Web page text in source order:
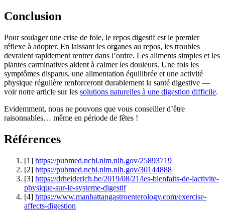
Conclusion
Pour soulager une crise de foie, le repos digestif est le premier
réflexe à adopter. En laissant les organes au repos, les troubles
devraient rapidement rentrer dans l’ordre. Les aliments simples et les
plantes carminatives aident à calmer les douleurs. Une fois les
symptômes disparus, une alimentation équilibrée et une activité
physique régulière renforceront durablement la santé digestive —
voir notre article sur les solutions naturelles à une digestion difficile.
Evidemment, nous ne pouvons que vous conseiller d’être
raisonnables… même en période de fêtes !
Références
[1] https://pubmed.ncbi.nlm.nih.gov/25893719
[2] https://pubmed.ncbi.nlm.nih.gov/30144888
[3] https://drheiderich.be/2019/08/21/les-bienfaits-de-lactivite-
physique-sur-le-systeme-digestif
[4] https://www.manhattangastroenterology.com/exercise-
affects-digestion